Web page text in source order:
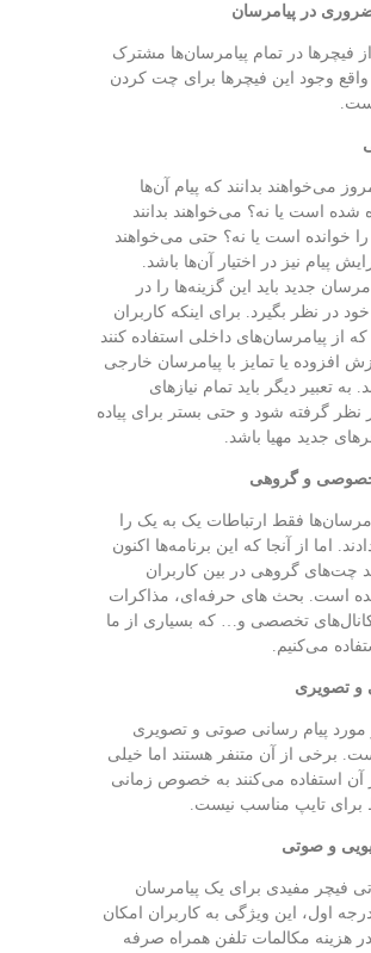
در پیامرسان
فیچرها در تمام پیامرسان‌ها مشترک
واقع وجود این فیچرها برای چت کردن
می‌خواهند بدانند که پیام آن‌ها
شده است یا نه؟ می‌خواهند بدانند
را خوانده است یا نه؟ حتی می‌خواهند
پیام نیز در اختیار آن‌ها باشد.
جدید باید این گزینه‌ها را در
در نظر بگیرد. برای اینکه کاربران
که از پیامرسان‌های داخلی استفاده کنند
افزوده یا تمایز با پیامرسان خارجی
به تعبیر دیگر باید تمام نیازهای
نظر گرفته شود و حتی بستر برای پیاده
جدید مهیا باشد.
و گروهی
فقط ارتباطات یک به یک را
اما از آنجا که این برنامه‌ها اکنون
چت‌های گروهی در بین کاربران
است. بحث های حرفه‌ای، مذاکرات
کانال‌های تخصصی و… که بسیاری از ما
می‌کنیم.
و تصویری
پیام رسانی صوتی و تصویری
برخی از آن متنفر هستند اما خیلی
آن استفاده می‌کنند به خصوص زمانی
برای تایپ مناسب نیست.
و صوتی
فیچر مفیدی برای یک پیامرسان
اول، این ویژگی به کاربران امکان
هزینه مکالمات تلفن همراه صرفه